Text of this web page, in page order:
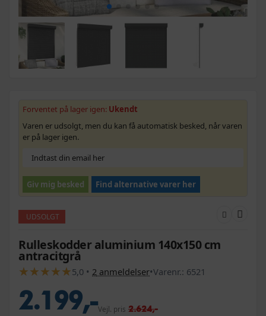
Forventet på lager igen: Ukendt
Varen er udsolgt, men du kan få automatisk besked, når varen
er på lager igen.
Giv mig besked Find alternative varer her
UDSOLGT
Rulleskodder aluminium 140x150 cm
antracitgrå
★
★★
★★
★★
★★
★5,0 • 2 anmeldelser•Varenr.: 6521
2.199,-Vejl. pris 2.624,-